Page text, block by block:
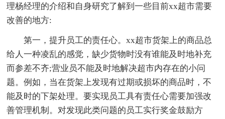
理杨经理的介绍和自身研究了解到一些目前xx超市需要
改善的地方:
第一，提升员工的责任心。xx超市货架上的商品总
给人一种凌乱的感觉，缺少货物时没有谁能及时地补充
而参差不齐;营业员不能及时地解决超市内存在的小问
题。例如，当在货架上发现有过期或损坏的商品时，不
能及时的下架处理。要实现员工具有责任心需要加强改
善管理机制。对发现此类问题的员工实行奖金鼓励方